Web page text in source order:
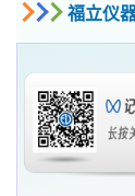
福立仪